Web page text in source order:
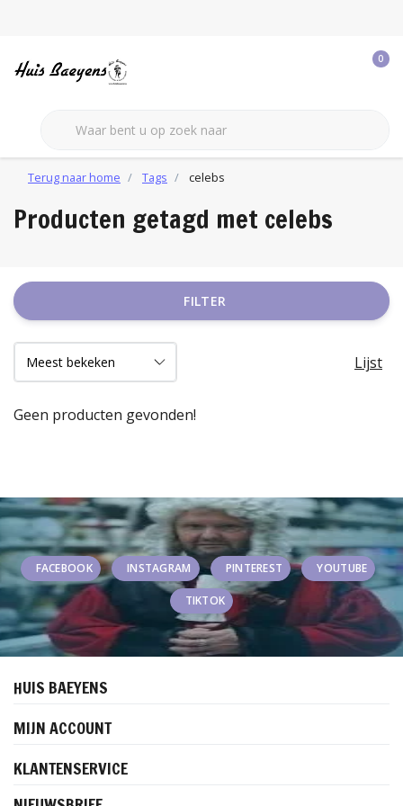
0
Terug naar home Tags celebs
Producten getagd met celebs
FILTER
Lijst
Geen producten gevonden!
FACEBOOK INSTAGRAM PINTEREST YOUTUBE
TIKTOK
HUIS BAEYENS
MIJN ACCOUNT
KLANTENSERVICE